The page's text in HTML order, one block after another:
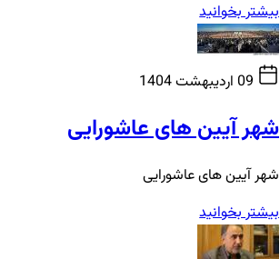
بیشتر بخوانید
09 اردیبهشت 1404
شهر آیین های عاشورایی
شهر آیین های عاشورایی
بیشتر بخوانید